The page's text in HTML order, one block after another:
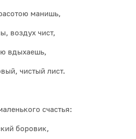
манишь,
воздух чист,
вдыхаешь,
чистый лист.
счастья:
боровик,